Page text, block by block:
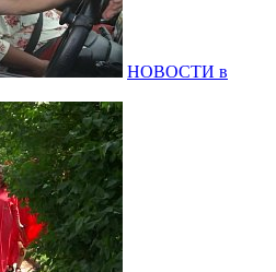
НОВОСТИ в